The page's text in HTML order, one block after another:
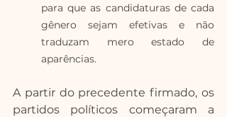
para que as candidaturas de cada
gênero sejam efetivas e não
traduzam mero estado de
aparências.
A partir do precedente firmado, os
partidos políticos começaram a